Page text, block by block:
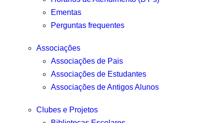
Ementas
Perguntas frequentes
Associações
Associações de Pais
Associações de Estudantes
Associações de Antigos Alunos
Clubes e Projetos